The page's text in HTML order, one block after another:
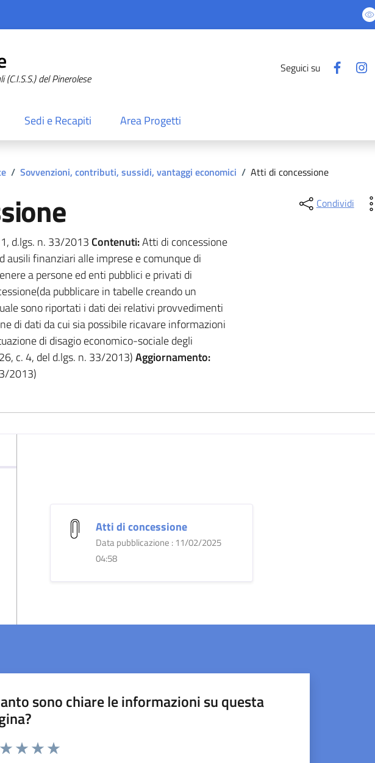
del Pinerolese
Seguici su Facebook
Sedi e Recapiti Area Progetti
/ Sovvenzioni, contributi, sussidi, vantaggi economici / Atti di concessione
d.lgs. n. 33/2013 Contenuti:Atti di concessione
ausili finanziari alle imprese e comunque di
a persone ed enti pubblici e privati di
pubblicare in tabelle creando un
sono riportati i dati dei relativi provvedimenti
di dati da cui sia possibile ricavare informazioni
di disagio economico-sociale degli
c. 4, del d.lgs. n. 33/2013)Aggiornamento:
2013)
Condividi
Atti di concessione
Data pubblicazione : 11/02/2025
04:58
sono chiare le informazioni su questa
da 1 a 5 stelle la pagina